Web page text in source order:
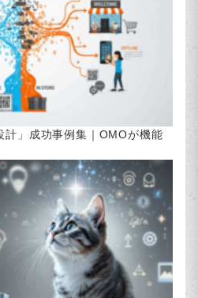
計」成功事例集｜OMOが機能